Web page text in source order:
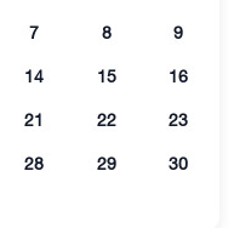
7 8 9
14 15 16
21 22 23
28 29 30